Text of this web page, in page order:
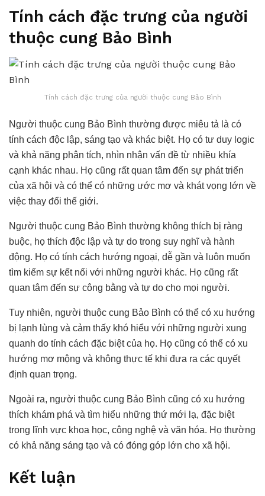
Tính cách đặc trưng của người
thuộc cung Bảo Bình
Tính cách đặc trưng của người thuộc cung Bảo Bình
Người thuộc cung Bảo Bình thường được miêu tả là có
tính cách độc lập, sáng tạo và khác biệt. Họ có tư duy logic
và khả năng phân tích, nhìn nhận vấn đề từ nhiều khía
cạnh khác nhau. Họ cũng rất quan tâm đến sự phát triển
của xã hội và có thể có những ước mơ và khát vọng lớn về
việc thay đổi thế giới.
Người thuộc cung Bảo Bình thường không thích bị ràng
buộc, họ thích độc lập và tự do trong suy nghĩ và hành
động. Họ có tính cách hướng ngoại, dễ gần và luôn muốn
tìm kiếm sự kết nối với những người khác. Họ cũng rất
quan tâm đến sự công bằng và tự do cho mọi người.
Tuy nhiên, người thuộc cung Bảo Bình có thể có xu hướng
bị lạnh lùng và cảm thấy khó hiểu với những người xung
quanh do tính cách đặc biệt của họ. Họ cũng có thể có xu
hướng mơ mộng và không thực tế khi đưa ra các quyết
định quan trọng.
Ngoài ra, người thuộc cung Bảo Bình cũng có xu hướng
thích khám phá và tìm hiểu những thứ mới lạ, đặc biệt
trong lĩnh vực khoa học, công nghệ và văn hóa. Họ thường
có khả năng sáng tạo và có đóng góp lớn cho xã hội.
Kết luận